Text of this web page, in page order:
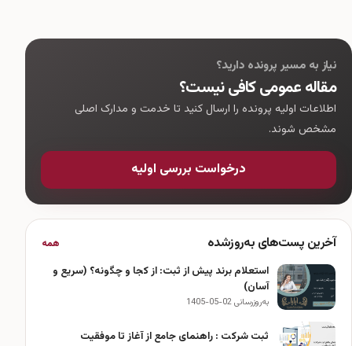
نیاز به مسیر پرونده دارید؟
مقاله عمومی کافی نیست؟
اطلاعات اولیه پرونده را ارسال کنید تا خدمت و مدارک اصلی
مشخص شوند.
درخواست بررسی اولیه
آخرین پست‌های به‌روزشده همه
استعلام برند پیش از ثبت: از کجا و چگونه؟ (سریع و
آسان)
به‌روزرسانی 02-05-1405
ثبت شرکت : راهنمای جامع از آغاز تا موفقیت